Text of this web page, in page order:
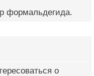
формальдегида.
о